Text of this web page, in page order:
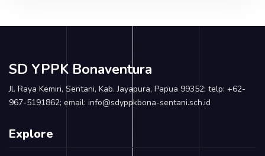
SD YPPK Bonaventura
Jl. Raya Kemiri, Sentani, Kab. Jayapura, Papua 99352; telp: +62-
967-5191862; email: info@sdyppkbona-sentani.sch.id
Explore